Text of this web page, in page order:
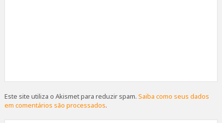
Este site utiliza o Akismet para reduzir spam. Saiba como seus dados
em comentários são processados.